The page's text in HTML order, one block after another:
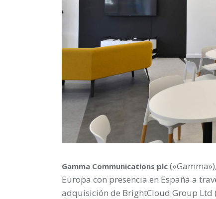
Gamma Communications plc
Europa con presencia en España a
adquisición de BrightCloud Group Ltd